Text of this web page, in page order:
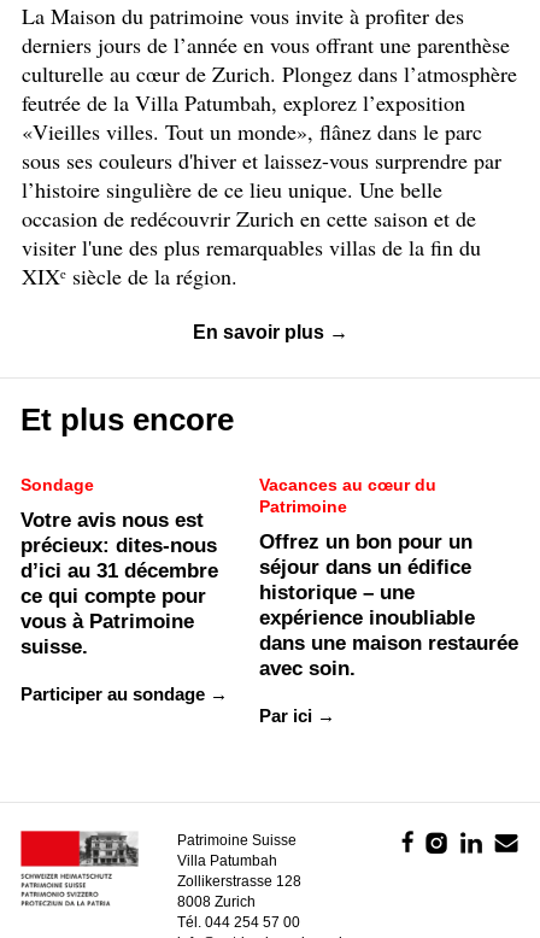
La Maison du patrimoine vous invite à profiter des
derniers jours de l’année en vous offrant une parenthèse
culturelle au cœur de Zurich. Plongez dans l’atmosphère
feutrée de la Villa Patumbah, explorez l’exposition
«Vieilles villes. Tout un monde», flânez dans le parc
sous ses couleurs d'hiver et laissez-vous surprendre par
l’histoire singulière de ce lieu unique. Une belle
occasion de redécouvrir Zurich en cette saison et de
visiter l'une des plus remarquables villas de la fin du
XIXᵉ siècle de la région.
En savoir plus →
Et plus encore
Sondage
Votre avis nous est
précieux: dites-nous
d’ici au 31 décembre
ce qui compte pour
vous à Patrimoine
suisse.
Participer au sondage →
Vacances au cœur du
Patrimoine
Offrez un bon pour un
séjour dans un édifice
historique – une
expérience inoubliable
dans une maison restaurée
avec soin.
Par ici →
Patrimoine Suisse
Villa Patumbah
Zollikerstrasse 128
8008 Zurich
Tél. 044 254 57 00